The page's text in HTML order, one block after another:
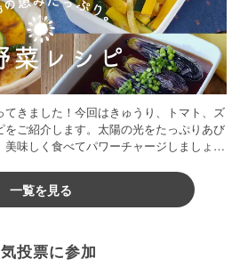
きました！今回はきゅうり、トマト、ズ
をご紹介します。太陽の光をたっぷりあび
味しく食べてパワーチャージしましょう
一覧を見る
投票に参加